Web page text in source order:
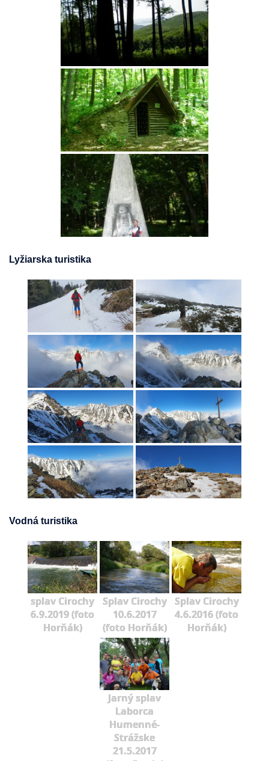
Lyžiarska turistika
Vodná turistika
splav Cirochy
6.9.2019 (foto
Horňák)
Splav Cirochy
10.6.2017
(foto Horňák)
Splav Cirochy
4.6.2016 (foto
Horňák)
Jarný splav
Laborca
Humenné-
Strážske
21.5.2017